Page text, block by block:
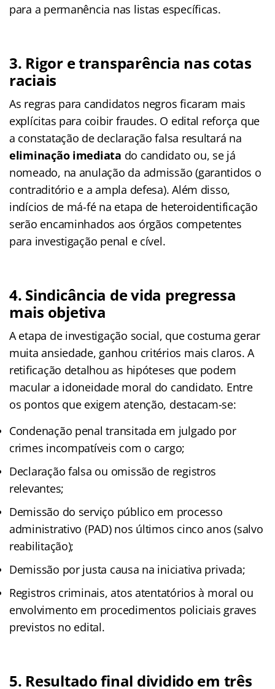
para a permanência nas listas específicas.
3. Rigor e transparência nas cotas
raciais
As regras para candidatos negros ficaram mais
explícitas para coibir fraudes. O edital reforça que
a constatação de declaração falsa resultará na
eliminação imediata do candidato ou, se já
nomeado, na anulação da admissão (garantidos o
contraditório e a ampla defesa). Além disso,
indícios de má-fé na etapa de heteroidentificação
serão encaminhados aos órgãos competentes
para investigação penal e cível.
4. Sindicância de vida pregressa
mais objetiva
A etapa de investigação social, que costuma gerar
muita ansiedade, ganhou critérios mais claros. A
retificação detalhou as hipóteses que podem
macular a idoneidade moral do candidato. Entre
os pontos que exigem atenção, destacam-se:
Condenação penal transitada em julgado por
crimes incompatíveis com o cargo;
Declaração falsa ou omissão de registros
relevantes;
Demissão do serviço público em processo
administrativo (PAD) nos últimos cinco anos (salvo
reabilitação);
Demissão por justa causa na iniciativa privada;
Registros criminais, atos atentatórios à moral ou
envolvimento em procedimentos policiais graves
previstos no edital.
5. Resultado final dividido em três